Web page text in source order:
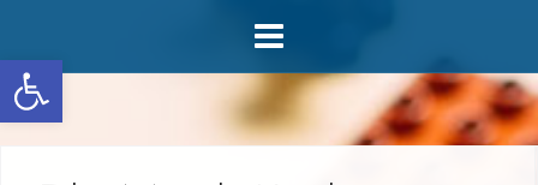
Otwórz pasek narzędzi
content